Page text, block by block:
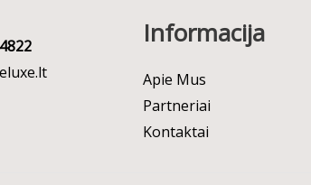
Informacija
Apie Mus
Partneriai
Kontaktai